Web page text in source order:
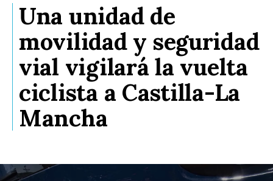
Una unidad de
movilidad y seguridad
vial vigilará la vuelta
ciclista a Castilla-La
Mancha